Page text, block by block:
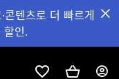
콘텐츠로 더 빠르게
인.